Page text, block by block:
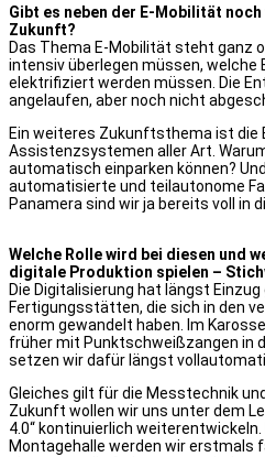
Gibt es neben der E-Mobilität
Zukunft?
Das Thema E-Mobilität steht ganz
intensiv überlegen müssen, welche
elektrifiziert werden müssen. Die
angelaufen, aber noch nicht
Ein weiteres Zukunftsthema ist die
Assistenzsystemen aller Art.
automatisch einparken können?
automatisierte und teilautonome
Panamera sind wir ja bereits voll in
Welche Rolle wird bei diesen und
digitale Produktion spielen –
Die Digitalisierung hat längst
Fertigungsstätten, die sich in den
enorm gewandelt haben. Im
früher mit Punktschweißzangen in
setzen wir dafür längst
Gleiches gilt für die Messtechnik
Zukunft wollen wir uns unter dem
4.0“ kontinuierlich
Montagehalle werden wir erstmals